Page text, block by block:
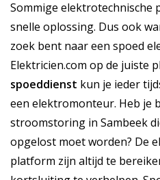
Sommige elektrotechnische
snelle oplossing. Dus ook
zoek bent naar een spoed
Elektricien.com op de juiste
spoeddienst kun je ieder
een elektromonteur. Heb je
stroomstoring in Sambeek
opgelost moet worden? De
platform zijn altijd te